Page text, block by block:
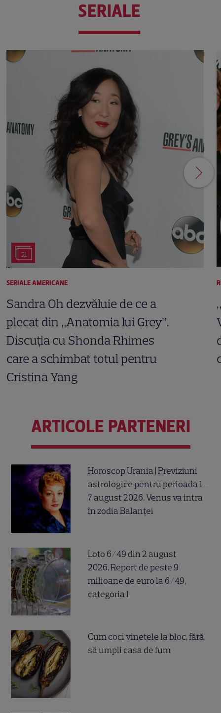
SERIALE
21
SERIALE AMERICANE
Sandra Oh dezvăluie de ce a
plecat din „Anatomia lui Grey”.
Discuția cu Shonda Rhimes
care a schimbat totul pentru
Cristina Yang
ARTICOLE PARTENERI
Horoscop Urania | Previziuni
astrologice pentru perioada 1 –
7 august 2026. Venus va intra
în zodia Balanței
Loto 6/49 din 2 august
2026. Report de peste 9
milioane de euro la 6/49,
categoria I
Cum coci vinetele la bloc, fără
să umpli casa de fum